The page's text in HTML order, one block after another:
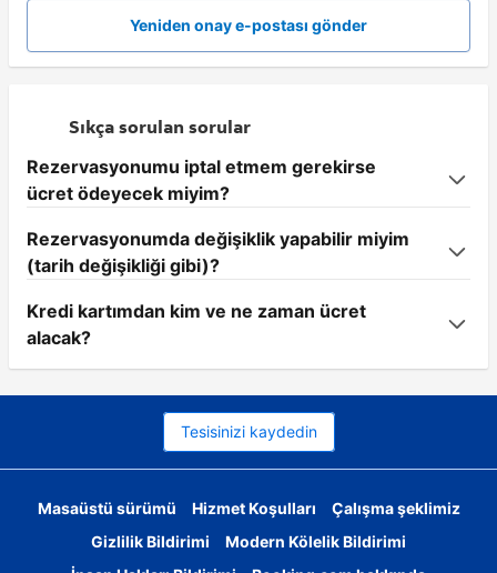
Yeniden onay e-postası gönder
Sıkça sorulan sorular
Rezervasyonumu iptal etmem gerekirse
ücret ödeyecek miyim?
Rezervasyonumda değişiklik yapabilir miyim
(tarih değişikliği gibi)?
Kredi kartımdan kim ve ne zaman ücret
alacak?
Tesisinizi kaydedin
Masaüstü sürümü Hizmet Koşulları
Çalışma şeklimiz
Gizlilik Bildirimi
Modern Kölelik Bildirimi